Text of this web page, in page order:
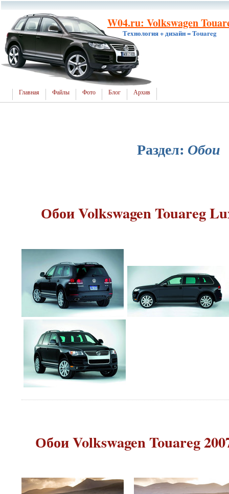
W04.ru: Volkswagen
Технология + дизайн = Touareg
Главная Файлы Фото Блог Архив
Раздел: Обои
Обои Volkswagen Touareg
Обои Volkswagen Touareg